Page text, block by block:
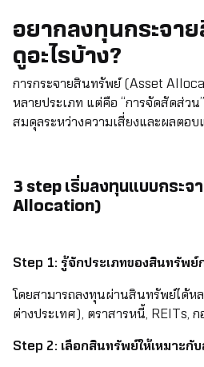
อยากลงทุนกระจา
ดูอะไรบ้าง?
การกระจายสินทรัพย์ (Asset
หลายประเภท แต่คือ “การจัดสัดส่วน
สมดุลระหว่างความเสี่ยงและผลตอ
3step เริ่มลงทุนแบบกระ
Allocation)
Step 1:รู้จักประเภทของสินทรัพย์
โดยสามารถลงทุนผ่านสินทรัพย์ได้ห
ต่างประเทศ), ตราสารหนี้, REITs,
Step 2: เลือกสินทรัพย์ให้เหมาะกั